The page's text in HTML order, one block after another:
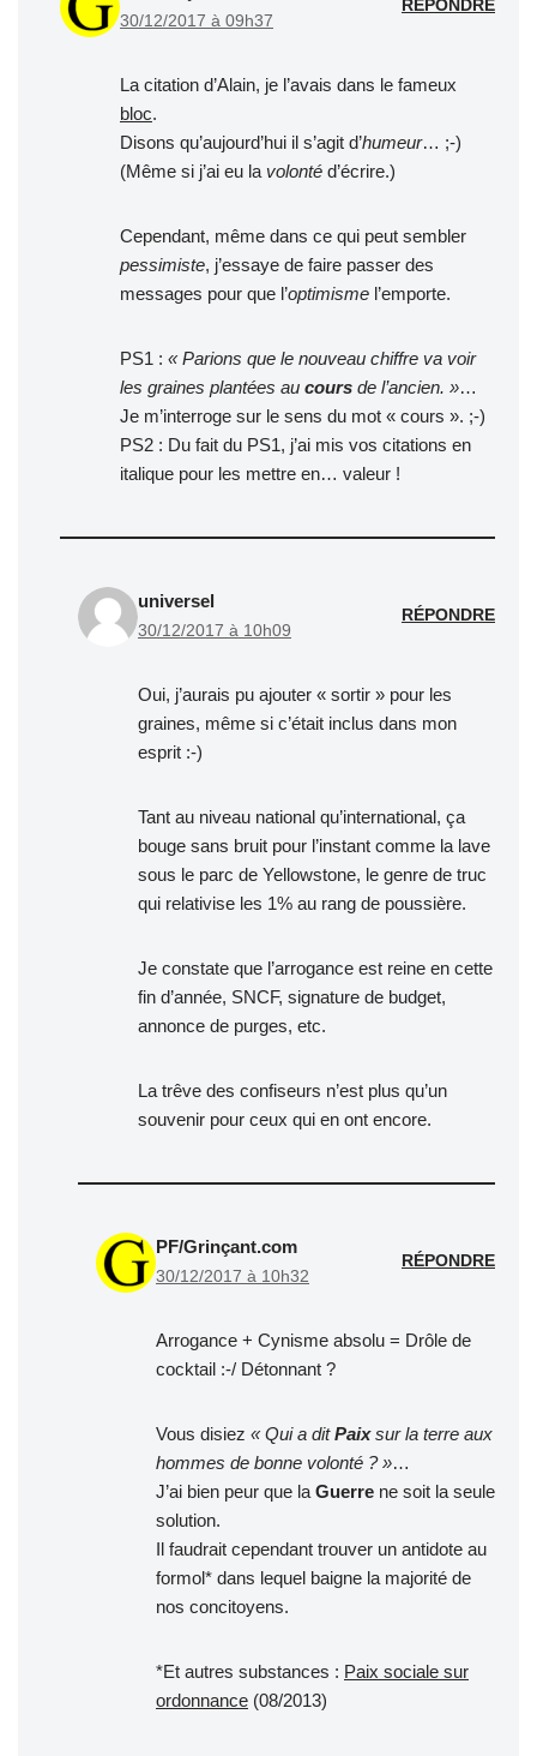
30/12/2017 à 09h37
RÉPONDRE
La citation d’Alain, je l’avais dans le fameux
bloc.
Disons qu’aujourd’hui il s’agit d’humeur… ;-)
(Même si j’ai eu la volonté d’écrire.)
Cependant, même dans ce qui peut sembler
pessimiste, j’essaye de faire passer des
messages pour que l’optimisme l’emporte.
PS1 : « Parions que le nouveau chiffre va voir
les graines plantées au cours de l’ancien. »…
Je m’interroge sur le sens du mot « cours ». ;-)
PS2 : Du fait du PS1, j’ai mis vos citations en
italique pour les mettre en… valeur !
universel
30/12/2017 à 10h09
RÉPONDRE
Oui, j’aurais pu ajouter « sortir » pour les
graines, même si c’était inclus dans mon
esprit :-)
Tant au niveau national qu’international, ça
bouge sans bruit pour l’instant comme la lave
sous le parc de Yellowstone, le genre de truc
qui relativise les 1% au rang de poussière.
Je constate que l’arrogance est reine en cette
fin d’année, SNCF, signature de budget,
annonce de purges, etc.
La trêve des confiseurs n’est plus qu’un
souvenir pour ceux qui en ont encore.
PF/Grinçant.com
30/12/2017 à 10h32
RÉPONDRE
Arrogance + Cynisme absolu = Drôle de
cocktail :-/ Détonnant ?
Vous disiez « Qui a ditPaixsur la terre aux
hommes de bonne volonté ? »…
J’ai bien peur que la Guerre ne soit la seule
solution.
Il faudrait cependant trouver un antidote au
formol* dans lequel baigne la majorité de
nos concitoyens.
*Et autres substances : Paix sociale sur
ordonnance (08/2013)